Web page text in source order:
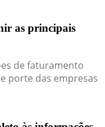
as principais
de faturamento
porte das empresas